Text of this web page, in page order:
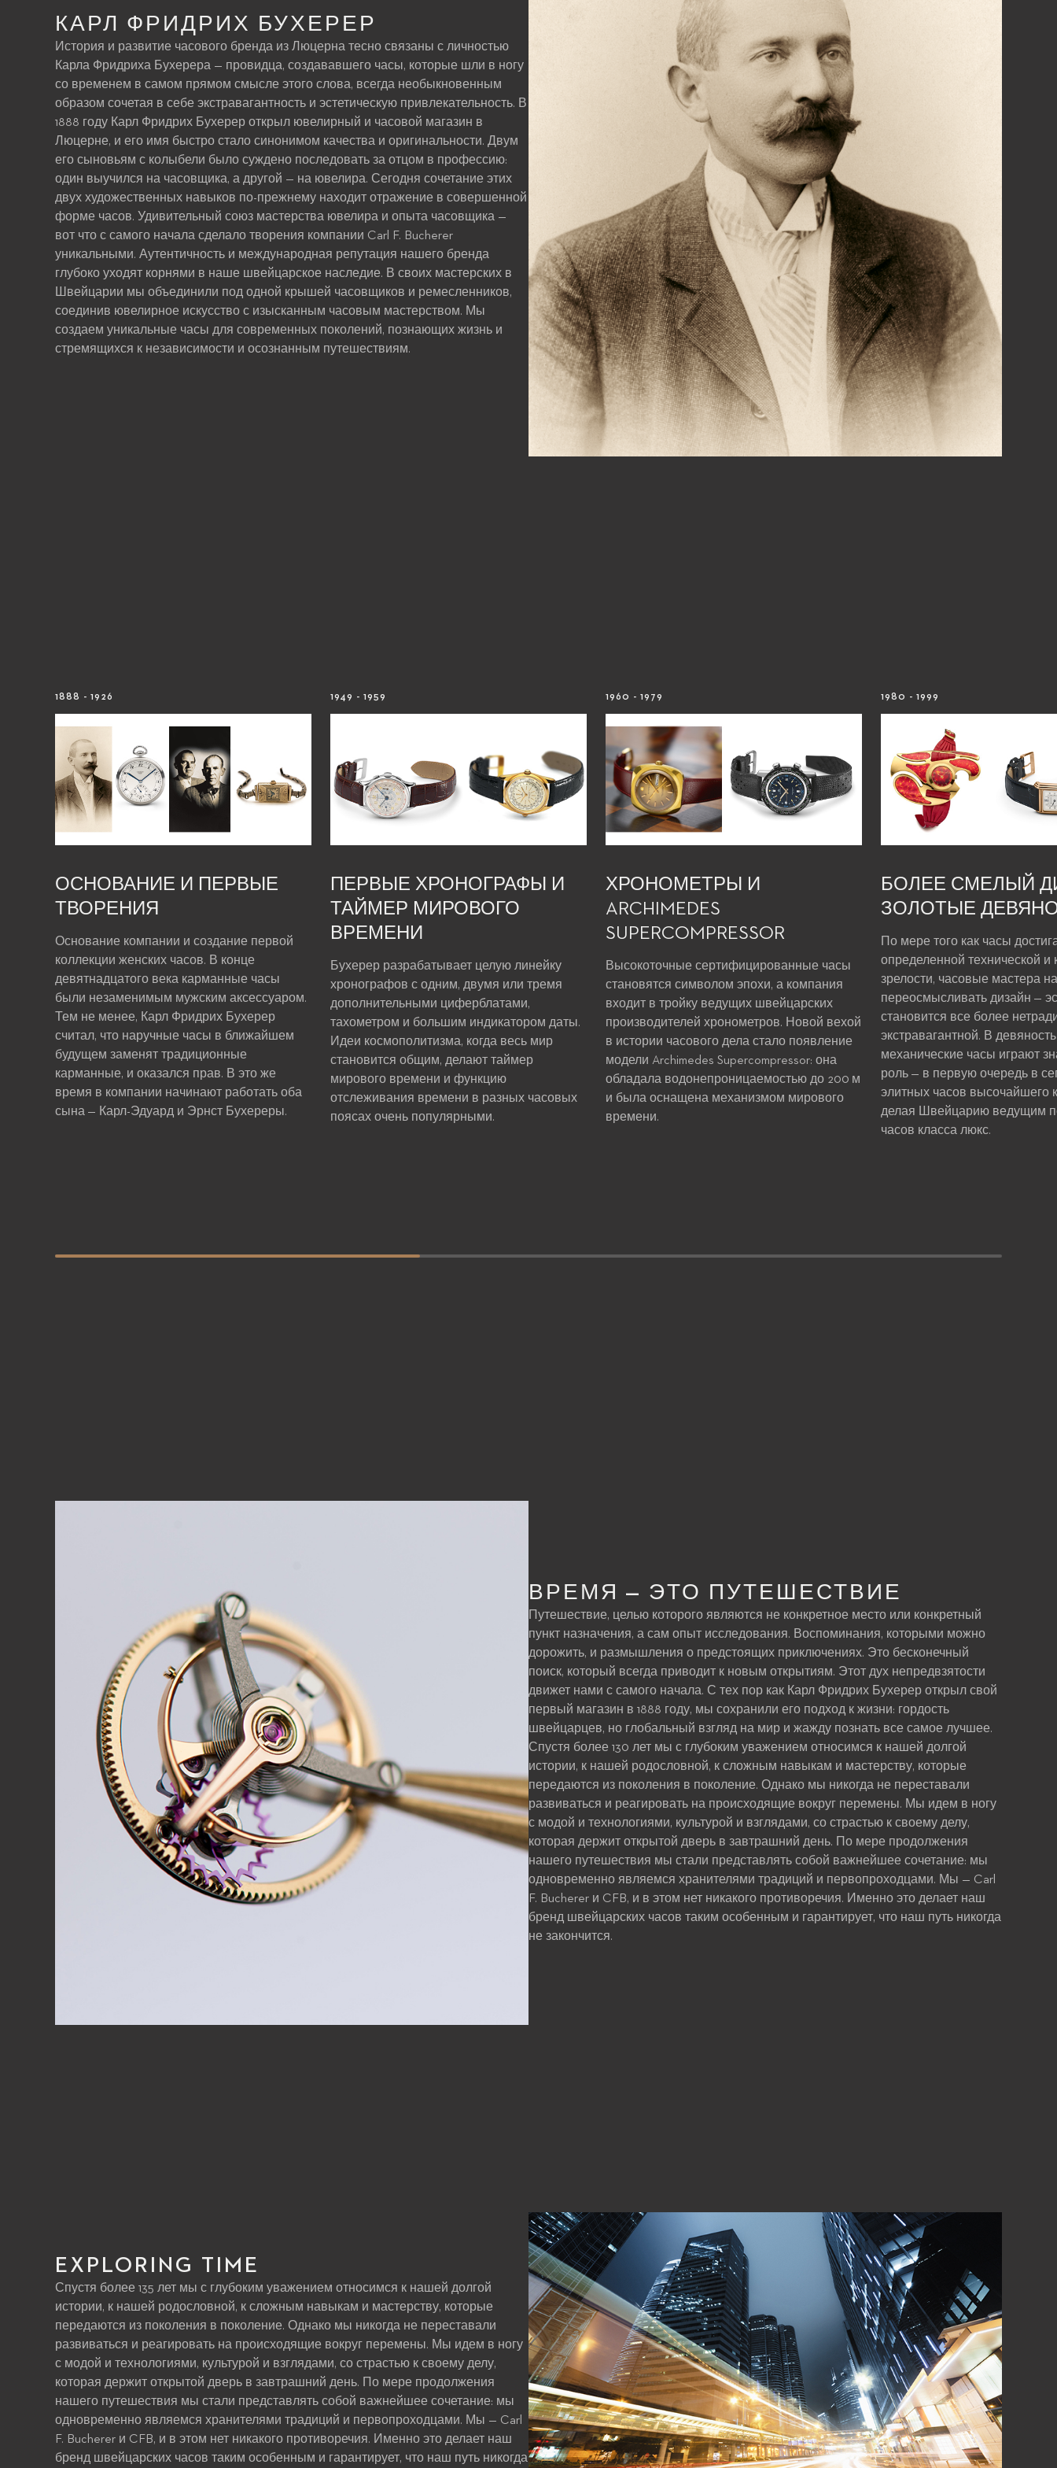
КАРЛ ФРИДРИХ БУХЕРЕР
История и развитие часового бренда из Люцерна тесно связаны с личностью
Карла Фридриха Бухерера — провидца, создававшего часы, которые шли в ногу
со временем в самом прямом смысле этого слова, всегда необыкновенным
образом сочетая в себе экстравагантность и эстетическую привлекательность. В
1888 году Карл Фридрих Бухерер открыл ювелирный и часовой магазин в
Люцерне, и его имя быстро стало синонимом качества и оригинальности. Двум
его сыновьям с колыбели было суждено последовать за отцом в профессию:
один выучился на часовщика, а другой — на ювелира. Сегодня сочетание этих
двух художественных навыков по-прежнему находит отражение в совершенной
форме часов. Удивительный союз мастерства ювелира и опыта часовщика —
вот что с самого начала сделало творения компании Carl F. Bucherer
уникальными. Аутентичность и международная репутация нашего бренда
глубоко уходят корнями в наше швейцарское наследие. В своих мастерских в
Швейцарии мы объединили под одной крышей часовщиков и ремесленников,
соединив ювелирное искусство с изысканным часовым мастерством. Мы
создаем уникальные часы для современных поколений, познающих жизнь и
стремящихся к независимости и осознанным путешествиям.
1888 - 1926
ОСНОВАНИЕ И ПЕРВЫЕ
ТВОРЕНИЯ
Основание компании и создание первой
коллекции женских часов. В конце
девятнадцатого века карманные часы
были незаменимым мужским аксессуаром.
Тем не менее, Карл Фридрих Бухерер
считал, что наручные часы в ближайшем
будущем заменят традиционные
карманные, и оказался прав. В это же
время в компании начинают работать оба
сына — Карл-Эдуард и Эрнст Бухереры.
1949 - 1959
ПЕРВЫЕ ХРОНОГРАФЫ И
ТАЙМЕР МИРОВОГО
ВРЕМЕНИ
Бухерер разрабатывает целую линейку
хронографов с одним, двумя или тремя
дополнительными циферблатами,
тахометром и большим индикатором даты.
Идеи космополитизма, когда весь мир
становится общим, делают таймер
мирового времени и функцию
отслеживания времени в разных часовых
поясах очень популярными.
1960 - 1979
ХРОНОМЕТРЫ И
ARCHIMEDES
SUPERCOMPRESSOR
Высокоточные сертифицированные часы
становятся символом эпохи, а компания
входит в тройку ведущих швейцарских
производителей хронометров. Новой вехой
в истории часового дела стало появление
модели Archimedes Supercompressor: она
обладала водонепроницаемостью до 200 м
и была оснащена механизмом мирового
времени.
1980 - 1999
БОЛЕЕ СМЕЛЫЙ
ЗОЛОТЫЕ
По мере того как часы
определенной технической и
зрелости, часовые мастера
переосмысливать дизайн —
становится все более
экстравагантной. В
механические часы играют
роль — в первую очередь в
элитных часов высочайшего
делая Швейцарию ведущим
часов класса люкс.
ВРЕМЯ — ЭТО ПУТЕШЕСТВИЕ
Путешествие, целью которого являются не конкретное место или конкретный
пункт назначения, а сам опыт исследования. Воспоминания, которыми можно
дорожить, и размышления о предстоящих приключениях. Это бесконечный
поиск, который всегда приводит к новым открытиям. Этот дух непредвзятости
движет нами с самого начала. С тех пор как Карл Фридрих Бухерер открыл свой
первый магазин в 1888 году, мы сохранили его подход к жизни: гордость
швейцарцев, но глобальный взгляд на мир и жажду познать все самое лучшее.
Спустя более 130 лет мы с глубоким уважением относимся к нашей долгой
истории, к нашей родословной, к сложным навыкам и мастерству, которые
передаются из поколения в поколение. Однако мы никогда не переставали
развиваться и реагировать на происходящие вокруг перемены. Мы идем в ногу
с модой и технологиями, культурой и взглядами, со страстью к своему делу,
которая держит открытой дверь в завтрашний день. По мере продолжения
нашего путешествия мы стали представлять собой важнейшее сочетание: мы
одновременно являемся хранителями традиций и первопроходцами. Мы — Carl
F. Bucherer и CFB, и в этом нет никакого противоречия. Именно это делает наш
бренд швейцарских часов таким особенным и гарантирует, что наш путь никогда
не закончится.
EXPLORING TIME
Спустя более 135 лет мы с глубоким уважением относимся к нашей долгой
истории, к нашей родословной, к сложным навыкам и мастерству, которые
передаются из поколения в поколение. Однако мы никогда не переставали
развиваться и реагировать на происходящие вокруг перемены. Мы идем в ногу
с модой и технологиями, культурой и взглядами, со страстью к своему делу,
которая держит открытой дверь в завтрашний день. По мере продолжения
нашего путешествия мы стали представлять собой важнейшее сочетание: мы
одновременно являемся хранителями традиций и первопроходцами. Мы — Carl
F. Bucherer и CFB, и в этом нет никакого противоречия. Именно это делает наш
бренд швейцарских часов таким особенным и гарантирует, что наш путь никогда